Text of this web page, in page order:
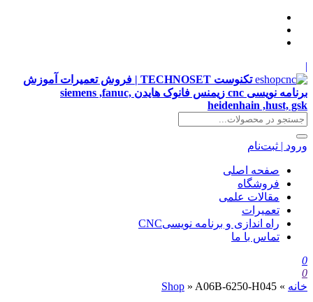
|
تکنوست TECHNOSET | فروش تعمیرات آموزش
برنامه نویسی cnc زیمنس فانوک هایدن siemens ,fanuc,
heidenhain ,hust, gsk
ورود | ثبت‌نام
صفحه اصلی
فروشگاه
مقالات علمی
تعمیرات
راه اندازی و برنامه نویسیCNC
تماس با ما
0
0
خانه »
Shop » A06B-6250-H045